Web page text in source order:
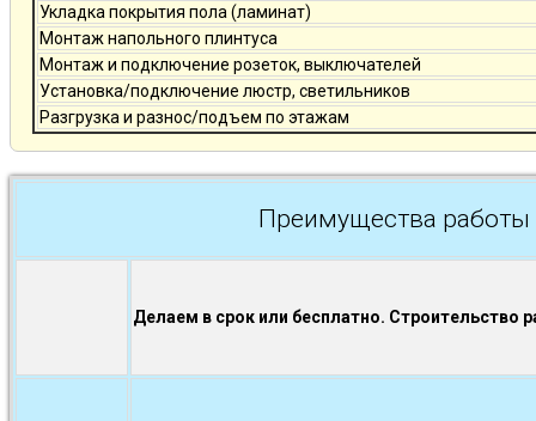
Укладка покрытия пола (ламинат)
Монтаж напольного плинтуса
Монтаж и подключение розеток, выключателей
Установка/подключение люстр, светильников
Разгрузка и разнос/подъем по этажам
Преимущества
Делаем в срок или бесплатно. Строительство